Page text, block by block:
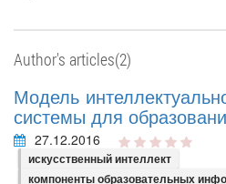
Author's articles(2)
Модель
системы для
27.12.2016
искусственный интеллект
компоненты образовательных